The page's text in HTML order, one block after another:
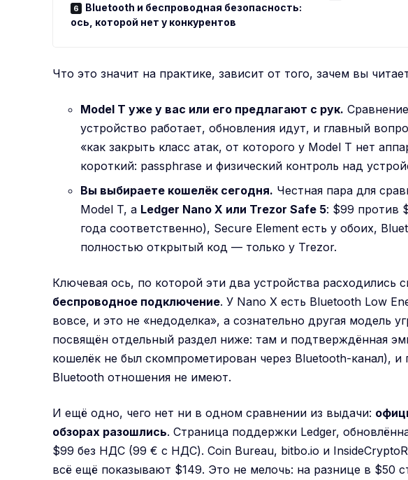
Bluetooth и беспроводная безопасность:
ось, которой нет у конкурентов
Что это значит на практике, зависит от того, зачем вы
Model T уже у вас или его предлагают с рук.
устройство работает, обновления идут, и главный
«как закрыть класс атак, от которого у Model T нет
короткий: passphrase и физический контроль над
Вы выбираете кошелёк сегодня. Честная пара для
Model T, а Ledger Nano X или Trezor Safe 5: $99 против
года соответственно), Secure Element есть у обоих,
полностью открытый код — только у Trezor.
Ключевая ось, по которой эти два устройства расходились
беспроводное подключение. У Nano X есть Bluetooth Low
вовсе, и это не «недоделка», а сознательно другая модель
посвящён отдельный раздел ниже: там и подтверждённая
кошелёк не был скомпрометирован через Bluetooth-канал), и
Bluetooth отношения не имеют.
И ещё одно, чего нет ни в одном сравнении из выдачи:
обзорах разошлись. Страница поддержки Ledger,
$99 без НДС (99 € с НДС). Coin Bureau, bitbo.io и
всё ещё показывают $149. Это не мелочь: на разнице в $50